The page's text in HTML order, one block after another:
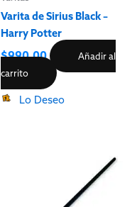
Varita de Sirius Black –
Harry Potter
$990.00
Añadir al
carrito
Lo Deseo